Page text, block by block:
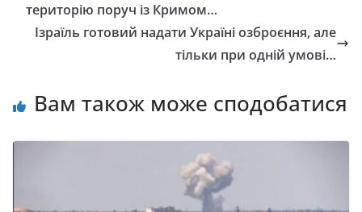
територію поруч із Кримом…
Ізраїль готовий надати Україні озброєння, але
тільки при одній умові…
Вам також може сподобатися